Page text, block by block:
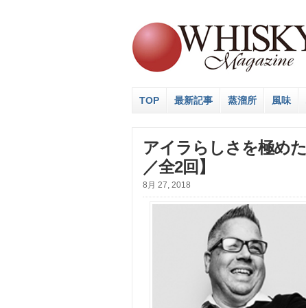
TOP 最新記事 蒸溜所 風味
アイラらしさを極め
／全2回】
8月 27, 2018